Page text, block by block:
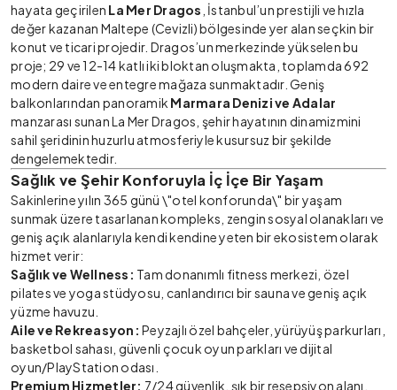
hayata geçirilen La Mer Dragos , İstanbul’un prestijli ve hızla
değer kazanan Maltepe (Cevizli) bölgesinde yer alan seçkin bir
konut ve ticari projedir. Dragos’un merkezinde yükselen bu
proje; 29 ve 12-14 katlı iki bloktan oluşmakta, toplamda 692
modern daire ve entegre mağaza sunmaktadır. Geniş
balkonlarından panoramik Marmara Denizi ve Adalar
manzarası sunan La Mer Dragos, şehir hayatının dinamizmini
sahil şeridinin huzurlu atmosferiyle kusursuz bir şekilde
dengelemektedir.
Sağlık ve Şehir Konforuyla İç İçe Bir Yaşam
Sakinlerine yılın 365 günü \"otel konforunda\" bir yaşam
sunmak üzere tasarlanan kompleks, zengin sosyal olanakları ve
geniş açık alanlarıyla kendi kendine yeten bir ekosistem olarak
hizmet verir:
Sağlık ve Wellness: Tam donanımlı fitness merkezi, özel
pilates ve yoga stüdyosu, canlandırıcı bir sauna ve geniş açık
yüzme havuzu.
Aile ve Rekreasyon: Peyzajlı özel bahçeler, yürüyüş parkurları,
basketbol sahası, güvenli çocuk oyun parkları ve dijital
oyun/PlayStation odası.
Premium Hizmetler: 7/24 güvenlik, şık bir resepsiyon alanı,